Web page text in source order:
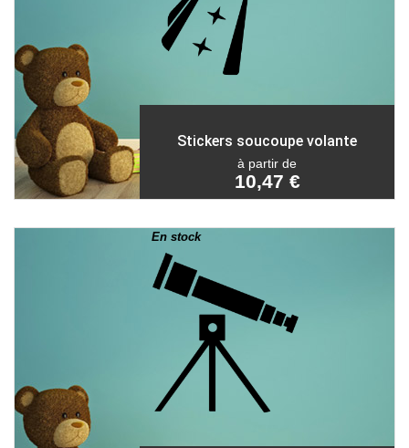
Stickers soucoupe volante
à partir de
10,47 €
En stock